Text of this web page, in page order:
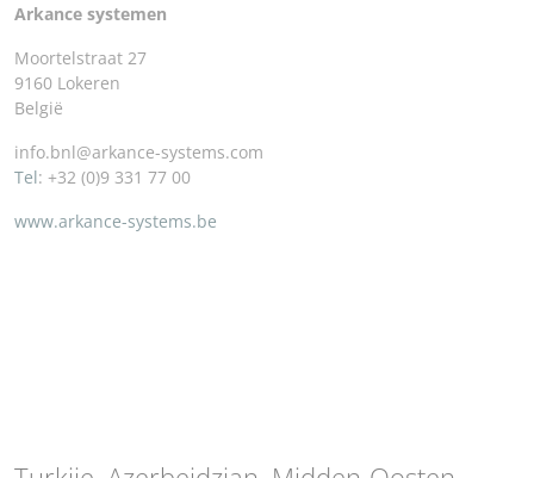
Arkance systemen
Moortelstraat 27
9160 Lokeren
België
info.bnl@arkance-systems.com
Tel: +32 (0)9 331 77 00
www.arkance-systems.be